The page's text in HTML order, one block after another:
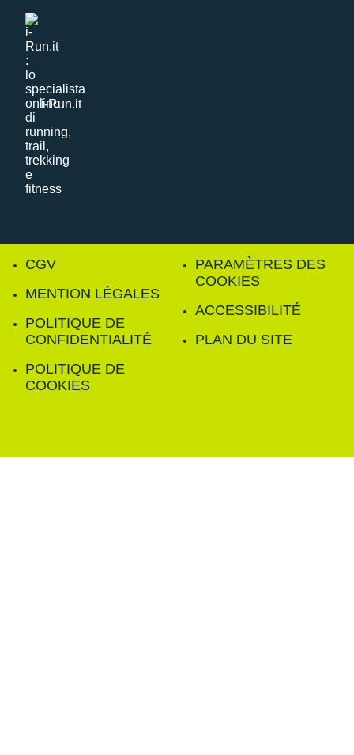
i-Run.it
CGV
MENTION LÉGALES
POLITIQUE DE
CONFIDENTIALITÉ
POLITIQUE DE
COOKIES
PARAMÈTRES DES
COOKIES
ACCESSIBILITÉ
PLAN DU SITE